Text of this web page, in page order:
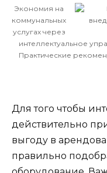
Экономия на
коммунальных
услугах через
интеллектуальное
Практические
Для того чтобы
действительно
выгоду в
правильно